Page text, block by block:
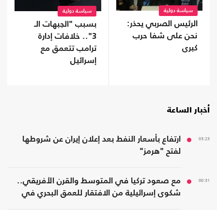
سياسة دولية
الرئيس الصربي يحذر:
نحن على شفا حرب
كبرى
سياسة دولية
بسبب "الجبهات الـ
3".. خلافات إدارة
ترامب تتعمق مع
إسرائيل
أخبار الساعة
03:23
ارتفاع بأسعار النفط بعد إعلان إيران عن شروطها
لفتح "هرمز"
00:31
مع صعود تركيا في المتوسط والقرن الأفريقي..
شكوى إسرائيلية من الافتقار للعمق البحري في